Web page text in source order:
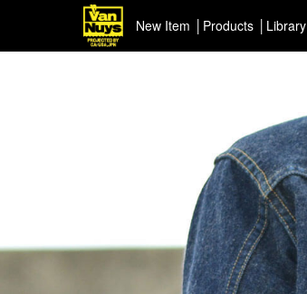
New Item Products
ライトネスシリーズ
カスタマイズ
新商品（BackNumber）
時計ホルダー
VN301
カスタムバッグ
デジアナ格納庫
Library